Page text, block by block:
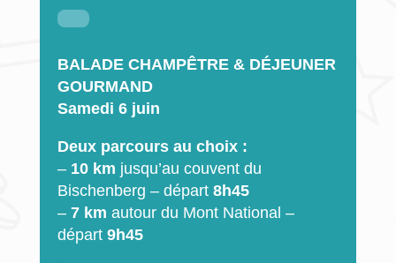
BALADE CHAMPÊTRE & DÉJEUNER
GOURMAND
Samedi 6 juin
Deux parcours au choix :
– 10 km jusqu’au couvent du
Bischenberg – départ 8h45
– 7 km autour du Mont National –
départ 9h45